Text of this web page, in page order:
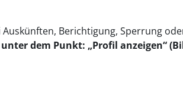
Berichtigung, Sperrung
dem Punkt: „Profil anzeigen“